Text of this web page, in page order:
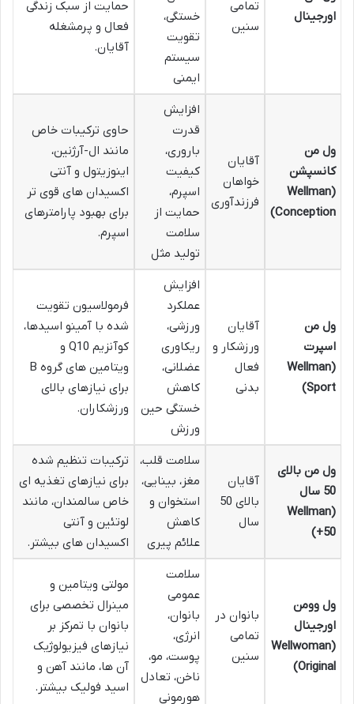
اورجینال
تمامی
سنین
خستگی،
تقویت
سیستم
ایمنی
حمایت از سبک زندگی
فعال و پرمشغله
آقایان.
ول من
کانسپشن
(Wellman
Conception)
آقایان
خواهان
فرزندآوری
افزایش
قدرت
باروری،
کیفیت
اسپرم،
حمایت از
سلامت
تولید مثل
حاوی ترکیبات خاص
مانند ال-آرژنین،
اینوزیتول و آنتی
اکسیدان های قوی تر
برای بهبود پارامترهای
اسپرم.
ول من
اسپرت
(Wellman
Sport)
آقایان
ورزشکار و
فعال
بدنی
افزایش
عملکرد
ورزشی،
ریکاوری
عضلانی،
کاهش
خستگی حین
ورزش
فرمولاسیون تقویت
شده با آمینو اسیدها،
کوآنزیم Q10 و
ویتامین های گروه B
برای نیازهای بالای
ورزشکاران.
ول من بالای
50 سال
(Wellman
50+)
آقایان
بالای 50
سال
سلامت قلب،
مغز، بینایی،
استخوان و
کاهش
علائم پیری
ترکیبات تنظیم شده
برای نیازهای تغذیه ای
خاص سالمندان، مانند
لوتئین و آنتی
اکسیدان های بیشتر.
ول وومن
اورجینال
(Wellwoman
Original)
بانوان در
تمامی
سنین
سلامت
عمومی
بانوان،
انرژی،
پوست، مو،
ناخن، تعادل
هورمونی
مولتی ویتامین و
مینرال تخصصی برای
بانوان با تمرکز بر
نیازهای فیزیولوژیک
آن ها، مانند آهن و
اسید فولیک بیشتر.